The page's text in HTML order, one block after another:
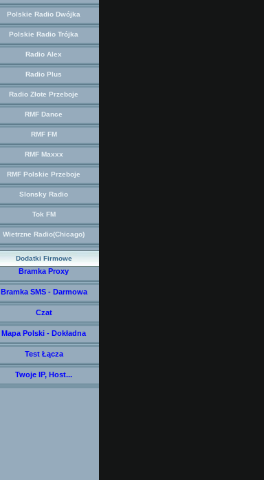
Polskie Radio Dwójka
Polskie Radio Trójka
Radio Alex
Radio Plus
Radio Złote Przeboje
RMF Dance
RMF FM
RMF Maxxx
RMF Polskie Przeboje
Slonsky Radio
Tok FM
Wietrzne Radio(Chicago)
Dodatki Firmowe
Bramka Proxy
Bramka SMS - Darmowa
Czat
Mapa Polski - Dokładna
Test Łącza
Twoje IP, Host...